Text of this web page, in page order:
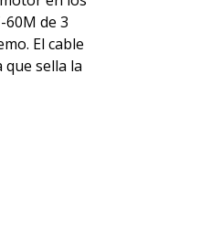
60M de 3
El cable
sella la